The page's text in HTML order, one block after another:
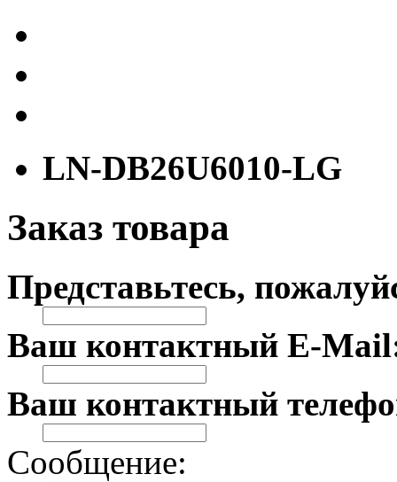
LN-DB26U6010-LG
Заказ товара
Представьтесь,
Ваш контактный E-
Ваш контактный
Сообщение: